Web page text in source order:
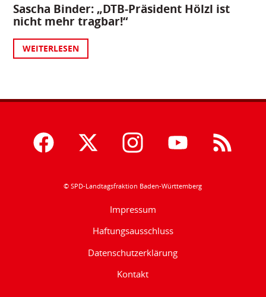
Sascha Binder: „DTB-Präsident Hölzl ist
nicht mehr tragbar!“
WEITERLESEN
© SPD-Landtagsfraktion Baden-Württemberg
Impressum
Haftungsausschluss
Datenschutzerklärung
Kontakt